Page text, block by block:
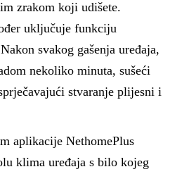
zrakom koji udišete.
uključuje funkciju
svakog gašenja uređaja,
nekoliko minuta, sušeći
stvaranje plijesni i
aplikacije NethomePlus
klima uređaja s bilo kojeg